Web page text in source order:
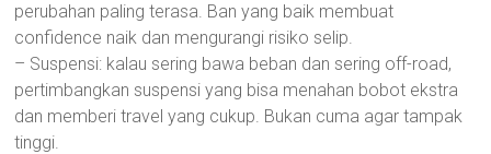
perubahan paling terasa. Ban yang baik membuat
confidence naik dan mengurangi risiko selip.
– Suspensi: kalau sering bawa beban dan sering off-road,
pertimbangkan suspensi yang bisa menahan bobot ekstra
dan memberi travel yang cukup. Bukan cuma agar tampak
tinggi.